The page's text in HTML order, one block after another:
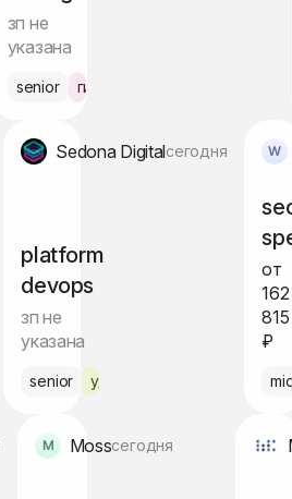
зп не
указана
senior гибрид Барселона
Sedona Digitalсегодня
platform
devops
зп не
указана
senior удалённо
от
162
815
₽
Mossсегодня